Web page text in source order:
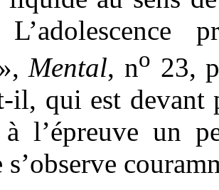
Mental, no 23,
il, qui est devant
l’épreuve un